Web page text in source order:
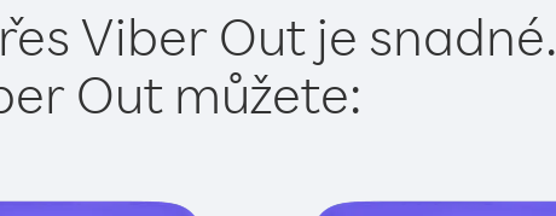
Viber Out je snadné.
Out můžete: